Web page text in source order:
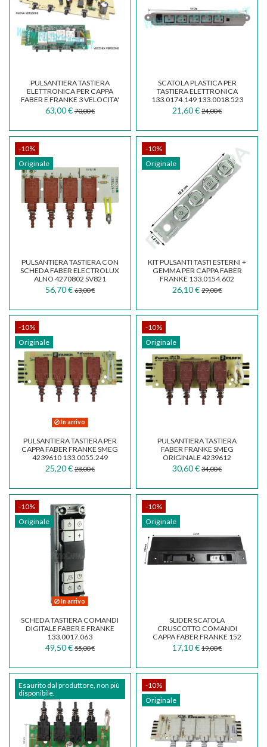
PULSANTIERA TASTIERA
ELETTRONICA PER CAPPA
FABER E FRANKE 3 VELOCITA'
420002585...
63,00 € 70,00 €
SCATOLA PLASTICA PER
TASTIERA ELETTRONICA
133.0174.149 133.0018.523
FABER FRANKE VARIO...
21,60 € 24,00 €
-10%
Originale
PULSANTIERA TASTIERA CON
SCHEDA FABER ELECTROLUX
ALNO 4270802 SV821
133.0017.064
56,70 € 63,00 €
-10%
Originale
KIT PULSANTI TASTI ESTERNI +
GEMMA PER CAPPA FABER
FRANKE 133.0154.602
26,10 € 29,00 €
-10%
Originale
In arrivo
PULSANTIERA TASTIERA PER
CAPPA FABER FRANKE SMEG
4239610 133.0055.249
133.0017.048
25,20 € 28,00 €
-10%
Originale
PULSANTIERA TASTIERA
FABER FRANKE SMEG
ORIGINALE 4239612
133.0055.986
30,60 € 34,00 €
-10%
Originale
In arrivo
SCHEDA TASTIERA COMANDI
DIGITALE FABER E FRANKE
133.0017.063
49,50 € 55,00 €
-10%
Originale
SLIDER SCATOLA
CRUSCOTTO COMANDI
CAPPA FABER FRANKE 152
ORIGINALE 133.0068.500
17,10 € 19,00 €
Esaurito dal produttore, non più
disponibile.
-10%
Originale